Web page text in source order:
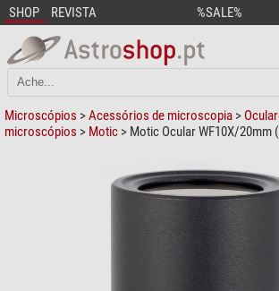
SHOP REVISTA %SALE%
Microscópios >Acessórios de microscopia >
microscópios > Motic > Motic Ocular WF10X/20mm